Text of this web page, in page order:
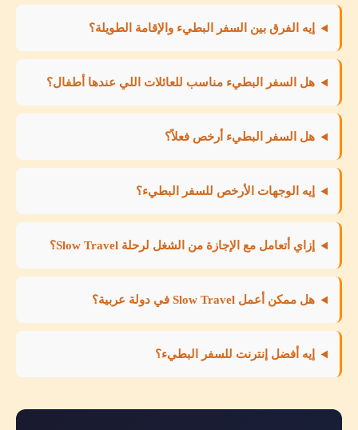
إيه الفرق بين السفر البطيء والإقامة الطويلة؟
هل السفر البطيء مناسب للعائلات اللي عندها أطفال؟
هل السفر البطيء أرخص فعلاً؟
إيه الوجهات الأرخص للسفر البطيء؟
إزاي أتعامل مع الإجازة من الشغل لرحلة Slow Travel؟
هل ممكن أعمل Slow Travel في دولة عربية؟
إيه أفضل إنترنت للسفر البطيء؟